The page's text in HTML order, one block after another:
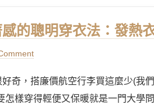
的聰明穿衣法：發熱
奇，搭廉價航空行李買這麼少(我
怎樣穿得輕便又保暖就是一門大學